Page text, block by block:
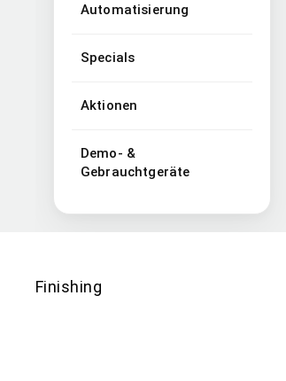
Automatisierung
Specials
Aktionen
Demo- &
Gebrauchtgeräte
Finishing